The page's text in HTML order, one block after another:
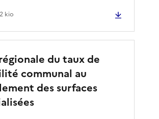
kio
du taux de
communal au
des surfaces